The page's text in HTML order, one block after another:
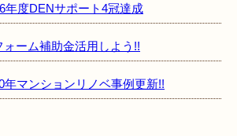
年度DENサポート4冠達成
ォーム補助金活用しよう!!
年マンションリノベ事例更新!!